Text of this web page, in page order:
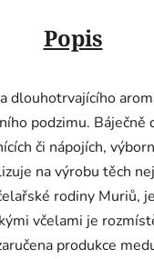
Popis
dlouhotrvajícího
podzimu.
či nápojích,
na výrobu těch
rodiny Muriů,
včelami je
produkce